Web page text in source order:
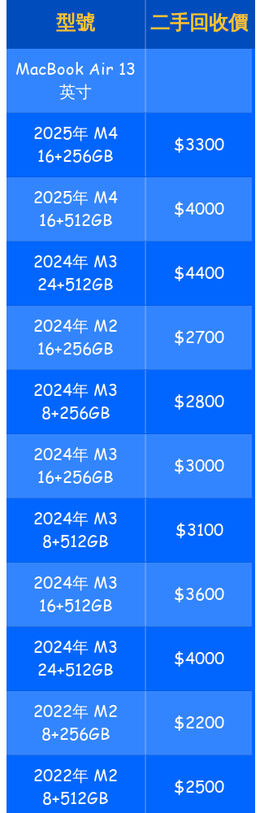
型號 二手回收價
MacBook Air 13
英寸
2025年 M4
16+256GB
$3300
2025年 M4
16+512GB
$4000
2024年 M3
24+512GB
$4400
2024年 M2
16+256GB
$2700
2024年 M3
8+256GB
$2800
2024年 M3
16+256GB
$3000
2024年 M3
8+512GB
$3100
2024年 M3
16+512GB
$3600
2024年 M3
24+512GB
$4000
2022年 M2
8+256GB
$2200
2022年 M2
8+512GB
$2500